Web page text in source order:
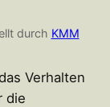
durch KMM
Verhalten
die